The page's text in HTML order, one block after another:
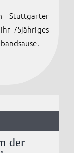
Stuttgarter
75jähriges
der